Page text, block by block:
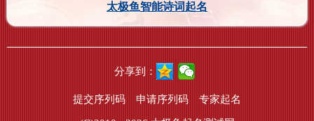
太极鱼智能诗词起名
分享到：
提交序列码 申请序列码 专家起名